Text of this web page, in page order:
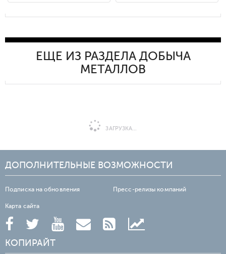
ЕЩЕ ИЗ РАЗДЕЛА ДОБЫЧА
МЕТАЛЛОВ
ЗАГРУЗКА...
ДОПОЛНИТЕЛЬНЫЕ ВОЗМОЖНОСТИ
Подписка на обновления Пресс-релизы компаний
Карта сайта
КОПИРАЙТ